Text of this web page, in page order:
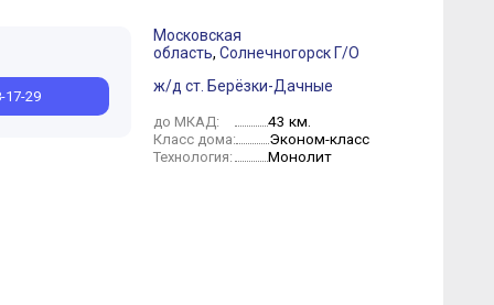
Февраль Январь
17-29
Московская
область, Солнечногорск Г/О
ж/д ст. Берёзки-Дачные
до МКАД: 43 км.
Класс дома: Эконом-класс
Технология: Монолит